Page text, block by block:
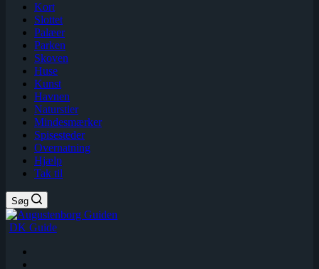
Kort
Slottet
Palæer
Parken
Skoven
Huse
Kunst
Havnen
Naturstier
Mindesmærker
Spisesteder
Overnatning
Hjælp
Tak til
Søg
DK Guide